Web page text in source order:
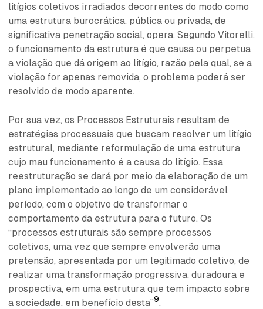
litígios coletivos irradiados decorrentes do modo como
uma estrutura burocrática, pública ou privada, de
significativa penetração social, opera. Segundo Vitorelli,
o funcionamento da estrutura é que causa ou perpetua
a violação que dá origem ao litígio, razão pela qual, se a
violação for apenas removida, o problema poderá ser
resolvido de modo aparente.
Por sua vez, os Processos Estruturais resultam de
estratégias processuais que buscam resolver um litígio
estrutural, mediante reformulação de uma estrutura
cujo mau funcionamento é a causa do litígio. Essa
reestruturação se dará por meio da elaboração de um
plano implementado ao longo de um considerável
período, com o objetivo de transformar o
comportamento da estrutura para o futuro. Os
“processos estruturais são sempre processos
coletivos, uma vez que sempre envolverão uma
pretensão, apresentada por um legitimado coletivo, de
realizar uma transformação progressiva, duradoura e
prospectiva, em uma estrutura que tem impacto sobre
a sociedade, em benefício desta”9.